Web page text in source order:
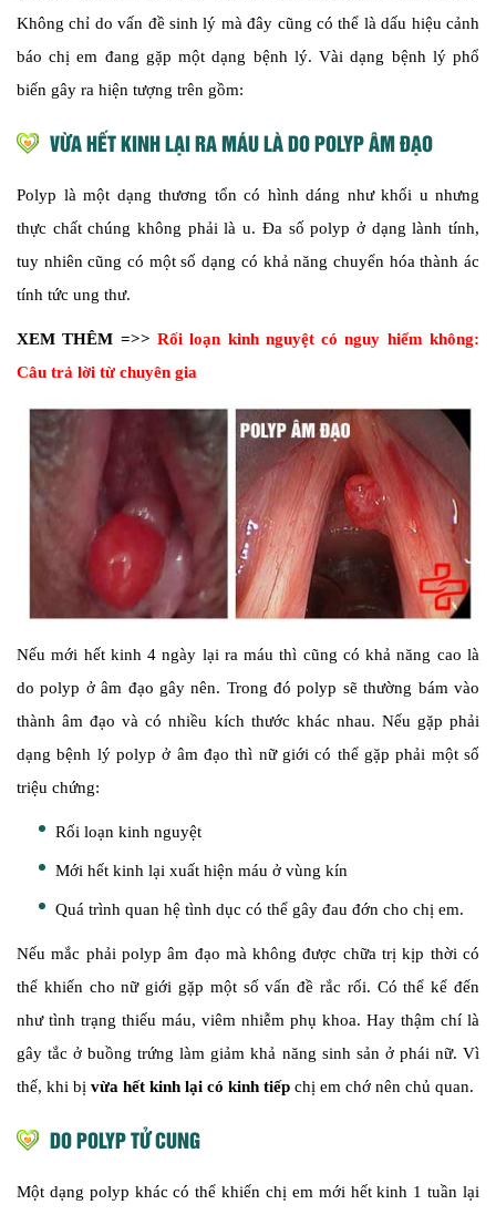
Không chỉ do vấn đề sinh lý mà đây cũng có thể là dấu hiệu cảnh
báo chị em đang gặp một dạng bệnh lý. Vài dạng bệnh lý phổ
biến gây ra hiện tượng trên gồm:
VỪA HẾT KINH LẠI RA MÁU LÀ DO POLYP ÂM ĐẠO
Polyp là một dạng thương tổn có hình dáng như khối u nhưng
thực chất chúng không phải là u. Đa số polyp ở dạng lành tính,
tuy nhiên cũng có một số dạng có khả năng chuyển hóa thành ác
tính tức ung thư.
XEM THÊM =>> Rối loạn kinh nguyệt có nguy hiểm không:
Câu trả lời từ chuyên gia
Nếu mới hết kinh 4 ngày lại ra máu thì cũng có khả năng cao là
do polyp ở âm đạo gây nên. Trong đó polyp sẽ thường bám vào
thành âm đạo và có nhiều kích thước khác nhau. Nếu gặp phải
dạng bệnh lý polyp ở âm đạo thì nữ giới có thể gặp phải một số
triệu chứng:
Rối loạn kinh nguyệt
Mới hết kinh lại xuất hiện máu ở vùng kín
Quá trình quan hệ tình dục có thể gây đau đớn cho chị em.
Nếu mắc phải polyp âm đạo mà không được chữa trị kịp thời có
thể khiến cho nữ giới gặp một số vấn đề rắc rối. Có thể kể đến
như tình trạng thiếu máu, viêm nhiễm phụ khoa. Hay thậm chí là
gây tắc ở buồng trứng làm giảm khả năng sinh sản ở phái nữ. Vì
thế, khi bị vừa hết kinh lại có kinh tiếp chị em chớ nên chủ quan.
DO POLYP TỬ CUNG
Một dạng polyp khác có thể khiến chị em mới hết kinh 1 tuần lại